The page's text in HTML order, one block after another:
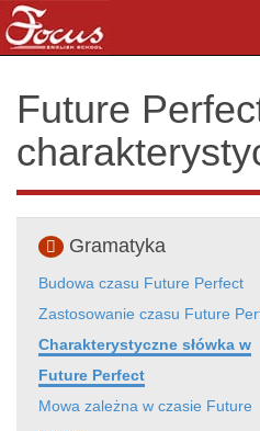
Future
Gramatyka
Budowa czasu Future Perfect
Zastosowanie czasu Future
Charakterystyczne słówka w
Future Perfect
Mowa zależna w czasie Future